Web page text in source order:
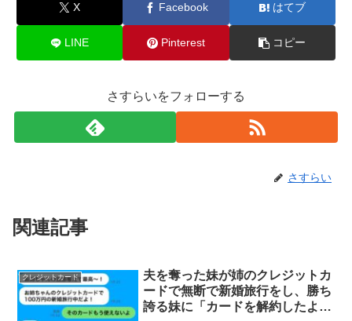
X Facebook はてブ
LINE Pinterest コピー
さすらいをフォローする
さすらい
関連記事
クレジットカード
夫を奪った妹が姉のクレジットカ
ードで無断で新婚旅行をし、勝ち
誇る妹に「カードを解約したよ」